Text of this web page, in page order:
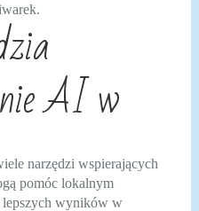
AI w
narzędzi wspierających
pomóc lokalnym
lepszych wyników w